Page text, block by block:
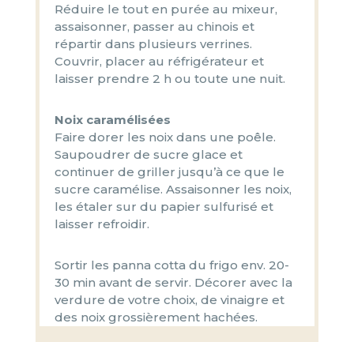
Réduire le tout en purée au mixeur,
assaisonner, passer au chinois et
répartir dans plusieurs verrines.
Couvrir, placer au réfrigérateur et
laisser prendre 2 h ou toute une nuit.
Noix caramélisées
Faire dorer les noix dans une poêle.
Saupoudrer de sucre glace et
continuer de griller jusqu’à ce que le
sucre caramélise. Assaisonner les noix,
les étaler sur du papier sulfurisé et
laisser refroidir.
Sortir les panna cotta du frigo env. 20-
30 min avant de servir. Décorer avec la
verdure de votre choix, de vinaigre et
des noix grossièrement hachées.